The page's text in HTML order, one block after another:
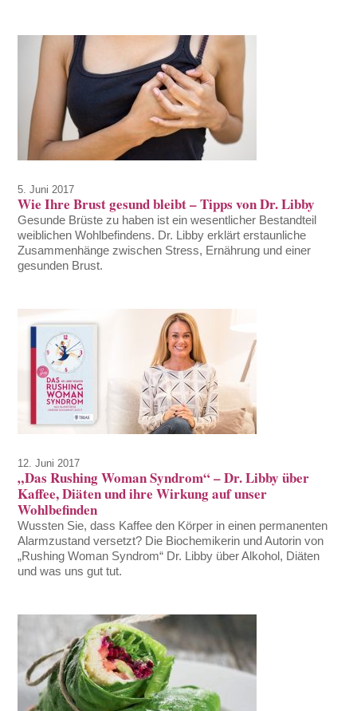
5. Juni 2017
Wie Ihre Brust gesund bleibt – Tipps von Dr. Libby
Gesunde Brüste zu haben ist ein wesentlicher Bestandteil
weiblichen Wohlbefindens. Dr. Libby erklärt erstaunliche
Zusammenhänge zwischen Stress, Ernährung und einer
gesunden Brust.
12. Juni 2017
„Das Rushing Woman Syndrom“ – Dr. Libby über
Kaffee, Diäten und ihre Wirkung auf unser
Wohlbefinden
Wussten Sie, dass Kaffee den Körper in einen permanenten
Alarmzustand versetzt? Die Biochemikerin und Autorin von
„Rushing Woman Syndrom“ Dr. Libby über Alkohol, Diäten
und was uns gut tut.